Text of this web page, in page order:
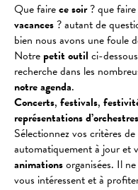
Que fairece soir? que faire
vacances? autant de
bien nous avons une foule
Notre petit outil ci-
recherche dans les
notre agenda.
Concerts, festivals,
représentationsd’orchestres
Sélectionnez vos critères
automatiquement à jour et
animationsorganisées. Il
vous intéressent et à